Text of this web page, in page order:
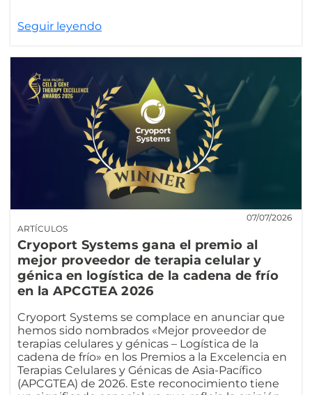
Seguir leyendo
ARTÍCULOS
07/07/2026
Cryoport Systems gana el premio al
mejor proveedor de terapia celular y
génica en logística de la cadena de frío
en la APCGTEA 2026
Cryoport Systems se complace en anunciar que
hemos sido nombrados «Mejor proveedor de
terapias celulares y génicas – Logística de la
cadena de frío» en los Premios a la Excelencia en
Terapias Celulares y Génicas de Asia-Pacífico
(APCGTEA) de 2026. Este reconocimiento tiene